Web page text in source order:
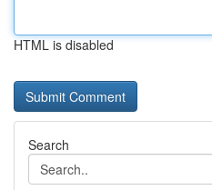
HTML is disabled
Search